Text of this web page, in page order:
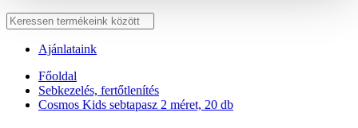
Ajánlataink
Főoldal
Sebkezelés, fertőtlenítés
Cosmos Kids sebtapasz 2 méret, 20 db